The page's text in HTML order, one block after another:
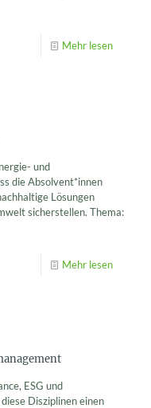
Mehr lesen
und
die Absolvent*innen
Lösungen
sicherstellen. Thema:
Mehr lesen
ESG und
Disziplinen einen